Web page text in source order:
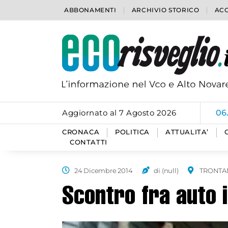
ABBONAMENTI ARCHIVIO STORICO
Aggiornato al 7 Agosto 2026
CRONACA POLITICA ATTUALITA’
CONTATTI
24 Dicembre 2014 di (null)
Scontro fra auto